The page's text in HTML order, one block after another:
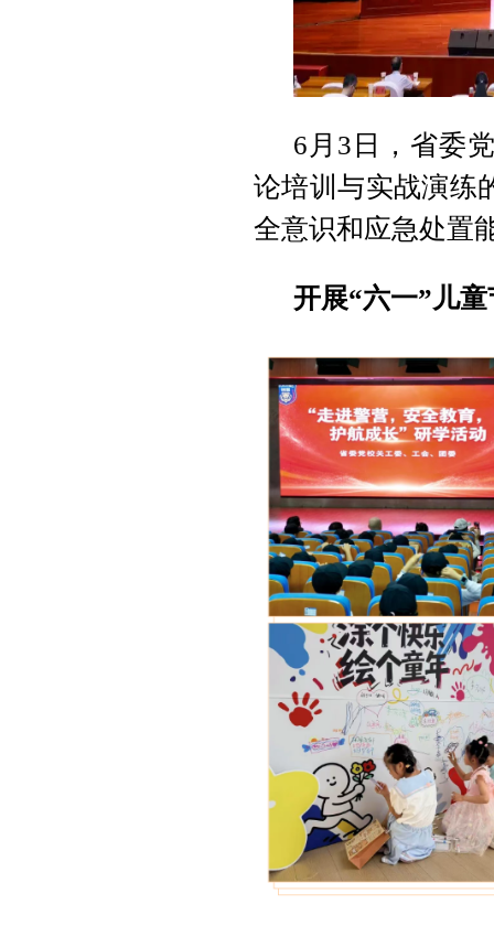
6月3日，省委
论培训与实战演练
全意识和应急处置
开展“六一”儿